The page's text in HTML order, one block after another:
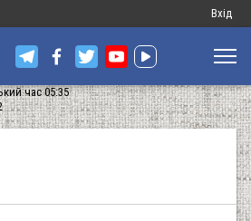
Меню
запису
Вхід
час 05:35